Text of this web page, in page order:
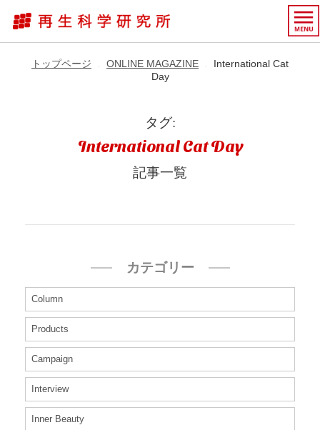
トップページ ONLINE MAGAZINE
International Cat
Day
タグ:
International Cat Day
記事一覧
カテゴリー
Column
Products
Campaign
Interview
Inner Beauty